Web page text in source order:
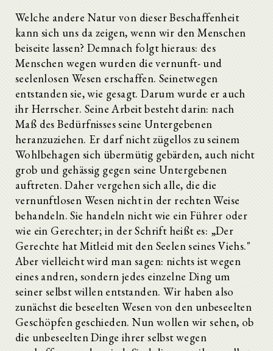
Welche andere Natur von dieser Beschaffenheit
kann sich uns da zeigen, wenn wir den Menschen
beiseite lassen? Demnach folgt hieraus: des
Menschen wegen wurden die vernunft- und
seelenlosen Wesen erschaffen. Seinetwegen
entstanden sie, wie gesagt. Darum wurde er auch
ihr Herrscher. Seine Arbeit besteht darin: nach
Maß des Bedürfnisses seine Untergebenen
heranzuziehen. Er darf nicht zügellos zu seinem
Wohlbehagen sich übermütig gebärden, auch nicht
grob und gehässig gegen seine Untergebenen
auftreten. Daher vergehen sich alle, die die
vernunftlosen Wesen nicht in der rechten Weise
behandeln. Sie handeln nicht wie ein Führer oder
wie ein Gerechter; in der Schrift heißt es: „Der
Gerechte hat Mitleid mit den Seelen seines Viehs."
Aber vielleicht wird man sagen: nichts ist wegen
eines andren, sondern jedes einzelne Ding um
seiner selbst willen entstanden. Wir haben also
zunächst die beseelten Wesen von den unbeseelten
Geschöpfen geschieden. Nun wollen wir sehen, ob
die unbeseelten Dinge ihrer selbst wegen